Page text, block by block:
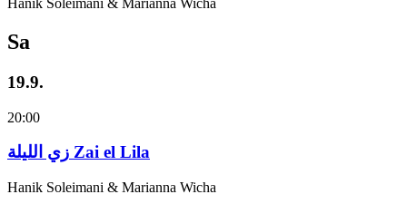
Hanik Soleimani & Marianna Wicha
Sa
19.9.
20:00
زي‌ اللیلة Zai el Lila
Hanik Soleimani & Marianna Wicha